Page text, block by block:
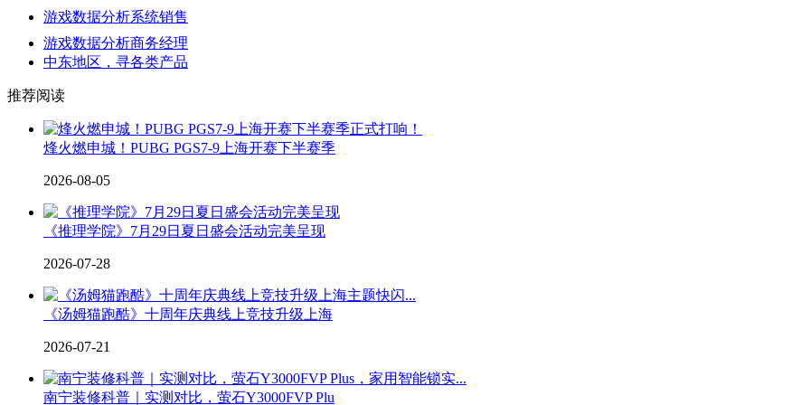
游戏数据分析系统销售
游戏数据分析商务经理
中东地区，寻各类产品
推荐阅读
烽火燃申城！PUBG PGS7-9上海开赛下半赛季
2026-08-05
《推理学院》7月29日夏日盛会活动完美呈现
2026-07-28
《汤姆猫跑酷》十周年庆典线上竞技升级上海
2026-07-21
南宁装修科普｜实测对比，萤石Y3000FVP Plu